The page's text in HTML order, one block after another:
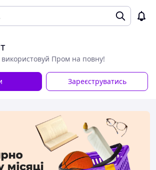
використовуй Пром на повну!
Зареєструватись